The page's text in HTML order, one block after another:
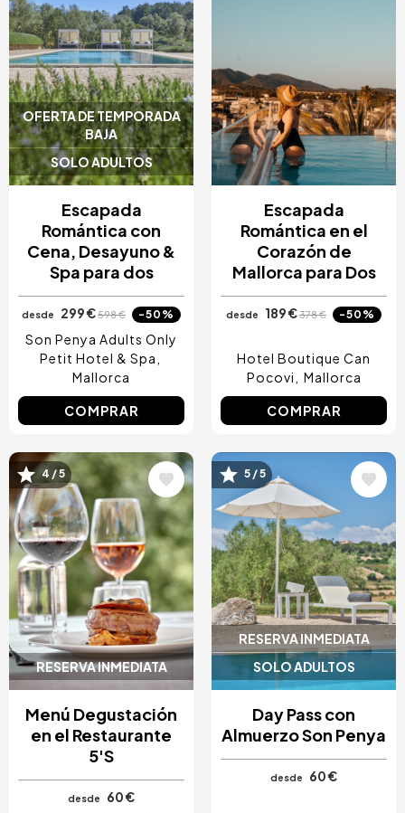
OFERTA DE TEMPORADA
BAJA
SOLO ADULTOS
Escapada
Romántica con
Cena, Desayuno &
Spa para dos
desde 299 €598 € -50%
Son Penya Adults Only
Petit Hotel & Spa
Mallorca
COMPRAR
Escapada
Romántica en el
Corazón de
Mallorca para Dos
desde 189 €378 € -50%
Hotel Boutique Can
Pocovi
Mallorca
COMPRAR
RESERVA INMEDIATA
Image
4 / 5
Menú Degustación
en el Restaurante
5'S
desde
60 €
RESERVA INMEDIATA
SOLO ADULTOS
Image
5 / 5
Day Pass con
Almuerzo Son Penya
desde 60 €